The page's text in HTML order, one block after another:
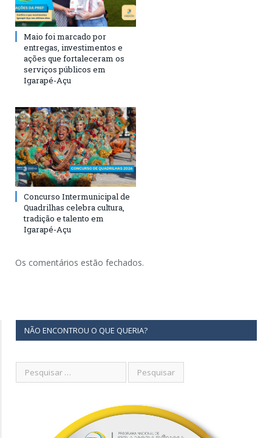
Maio foi marcado por
entregas, investimentos e
ações que fortaleceram os
serviços públicos em
Igarapé-Açu
Concurso Intermunicipal de
Quadrilhas celebra cultura,
tradição e talento em
Igarapé-Açu
Os comentários estão fechados.
NÃO ENCONTROU O QUE QUERIA?